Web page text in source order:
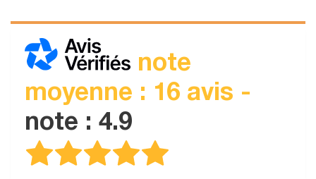
note
moyenne : 16 avis -
note : 4.9